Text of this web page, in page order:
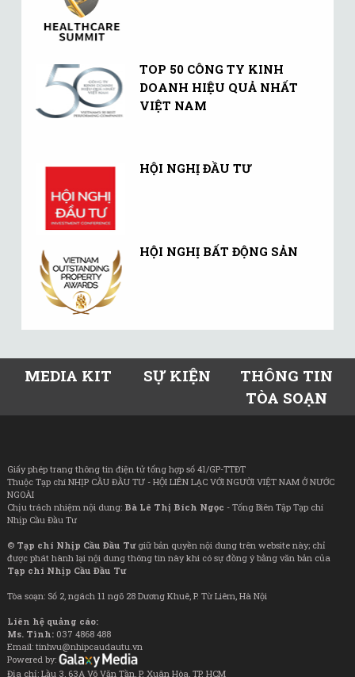
TOP 50 CÔNG TY KINH
DOANH HIỆU QUẢ NHẤT
VIỆT NAM
HỘI NGHỊ ĐẦU TƯ
HỘI NGHỊ BẤT ĐỘNG SẢN
MEDIA KIT SỰ KIỆN
THÔNG TIN
TÒA SOẠN
Giấy phép trang thông tin điện tử tổng hợp số 41/GP-TTĐT
Thuộc Tạp chí NHỊP CẦU ĐẦU TƯ - HỘI LIÊN LẠC VỚI NGƯỜI VIỆT NAM Ở NƯỚC
NGOÀI
Chịu trách nhiệm nội dung: Bà Lê Thị Bích Ngọc - Tổng Biên Tập Tạp chí
Nhịp Cầu Đầu Tư
© Tạp chí Nhịp Cầu Đầu Tưgiữ bản quyền nội dung trên website này; chỉ
được phát hành lại nội dung thông tin này khi có sự đồng ý bằng văn bản của
Tạp chí Nhịp Cầu Đầu Tư
Tòa soạn: Số 2, ngách 11 ngõ 28 Dương Khuê, P. Từ Liêm, Hà Nội
Liên hệ quảng cáo:
Ms. Tình: 037 4868 488
Email: tinhvu@nhipcaudautu.vn
Powered by:
Địa chỉ: Lầu 3, 63A Võ Văn Tần, P. Xuân Hòa, TP. HCM